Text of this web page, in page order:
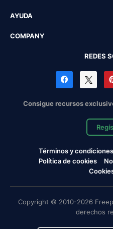
AYUDA
COMPANY
REDES
Consigue recursos
Términos y condiciones
Política de cookies
Copyright © 2010-2026
derechos